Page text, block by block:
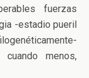
fuerzas
-estadio pueril
menos,